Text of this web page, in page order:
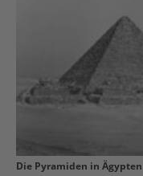
Die Pyramiden in